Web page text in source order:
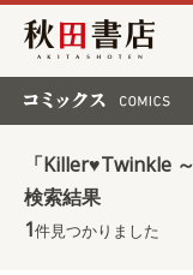
秋田書店
「Killer♥Twinkle
検索結果
1件見つかりました